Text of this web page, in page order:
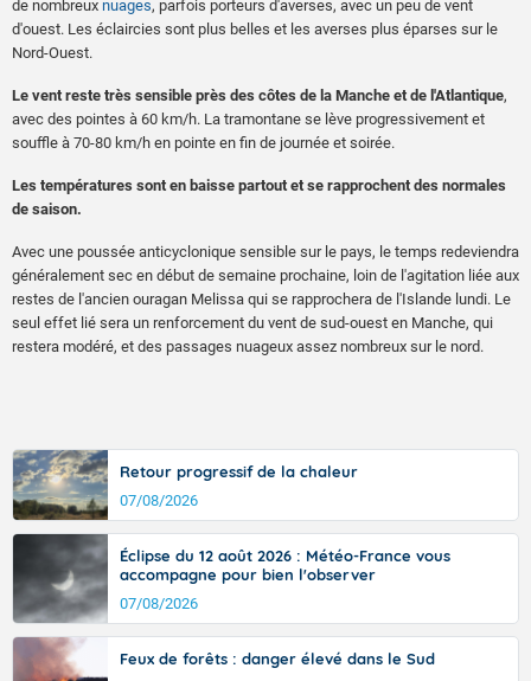
de nombreux nuages, parfois porteurs d'averses, avec un peu de vent
d'ouest. Les éclaircies sont plus belles et les averses plus éparses sur le
Nord-Ouest.
Le vent reste très sensible près des côtes de la Manche et de l'Atlantique,
avec des pointes à 60 km/h. La tramontane se lève progressivement et
souffle à 70-80 km/h en pointe en fin de journée et soirée.
Les températures sont en baisse partout et se rapprochent des normales
de saison.
Avec une poussée anticyclonique sensible sur le pays, le temps redeviendra
généralement sec en début de semaine prochaine, loin de l'agitation liée aux
restes de l'ancien ouragan Melissa qui se rapprochera de l'Islande lundi. Le
seul effet lié sera un renforcement du vent de sud-ouest en Manche, qui
restera modéré, et des passages nuageux assez nombreux sur le nord.
Retour progressif de la chaleur
07/08/2026
Éclipse du 12 août 2026 : Météo-France vous
accompagne pour bien l'observer
07/08/2026
Feux de forêts : danger élevé dans le Sud